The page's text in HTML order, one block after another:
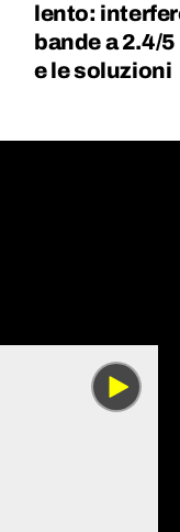
lento:
bande a 2.4/
e le soluzioni